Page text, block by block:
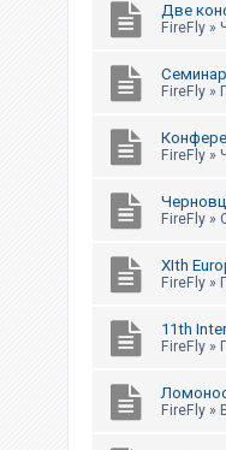
Две
FireFly »
FireFly »
FireFly »
FireFly »
XIth
FireFly »
11th
FireFly »
FireFly »